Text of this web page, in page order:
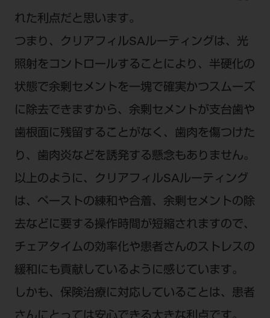
れた利点だと思います。
つまり、クリアフィルSAルーティングは、光
照射をコントロールすることにより、半硬化の
状態で余剰セメントを一塊で確実かつスムーズ
に除去できますから、余剰セメントが支台歯や
歯根面に残留することがなく、歯肉を傷つけた
り、歯肉炎などを誘発する懸念もありません。
以上のように、クリアフィルSAルーティング
は、ペーストの練和や合着、余剰セメントの除
去などに要する操作時間が短縮されますので、
チェアタイムの効率化や患者さんのストレスの
緩和にも貢献しているように感じています。
しかも、保険治療に対応していることは、患者